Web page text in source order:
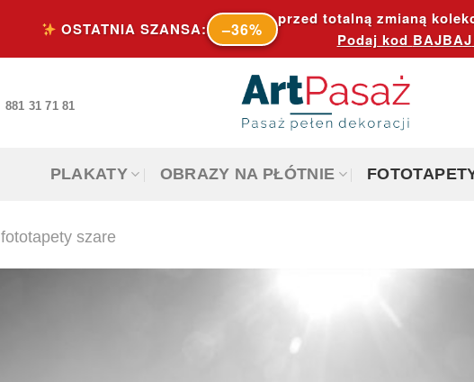
OSTATNIA SZANSA: –36%
przed totalną zmianą
Podaj kod BAJBAJ
881 31 71 81
PLAKATY OBRAZY NA PŁÓTNIE
fototapety szare